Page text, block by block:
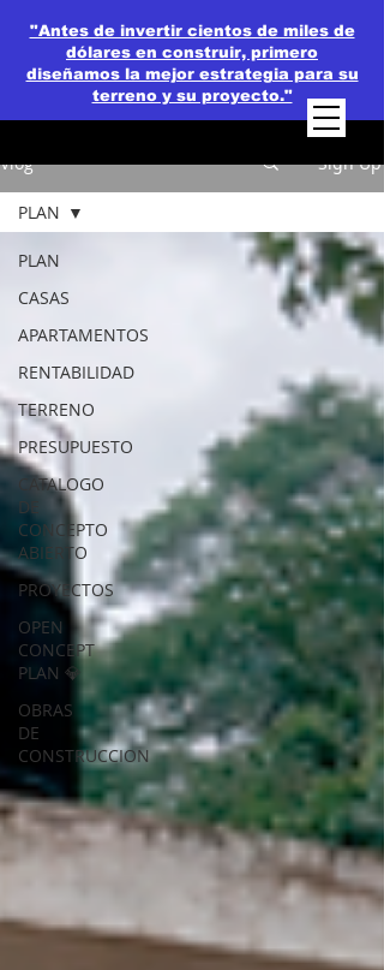
"Antes de invertir cientos de miles de
dólares en construir, primero
diseñamos la mejor estrategia para su
terreno y su proyecto."
Vlog Sign Up
PLAN
CASAS
APARTAMENTOS
RENTABILIDAD
TERRENO
PRESUPUESTO
CATALOGO
DE
CONCEPTO
ABIERTO
PROYECTOS
OPEN
CONCEPT
PLAN 💎
OBRAS
DE
CONSTRUCCION
PLAN